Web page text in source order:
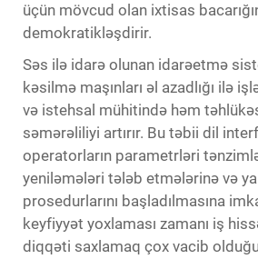
üçün mövcud olan ixtisas
demokratikləşdirir.
Səs ilə idarə olunan idarəetmə
kəsilmə maşınları əl azadlığı ilə
və istehsal mühitində həm
səmərəliliyi artırır. Bu təbii dil
operatorların parametrləri
yeniləmələri tələb etmələrinə və
prosedurlarını başladılmasına
keyfiyyət yoxlaması zamanı iş
diqqəti saxlamaq çox vacib